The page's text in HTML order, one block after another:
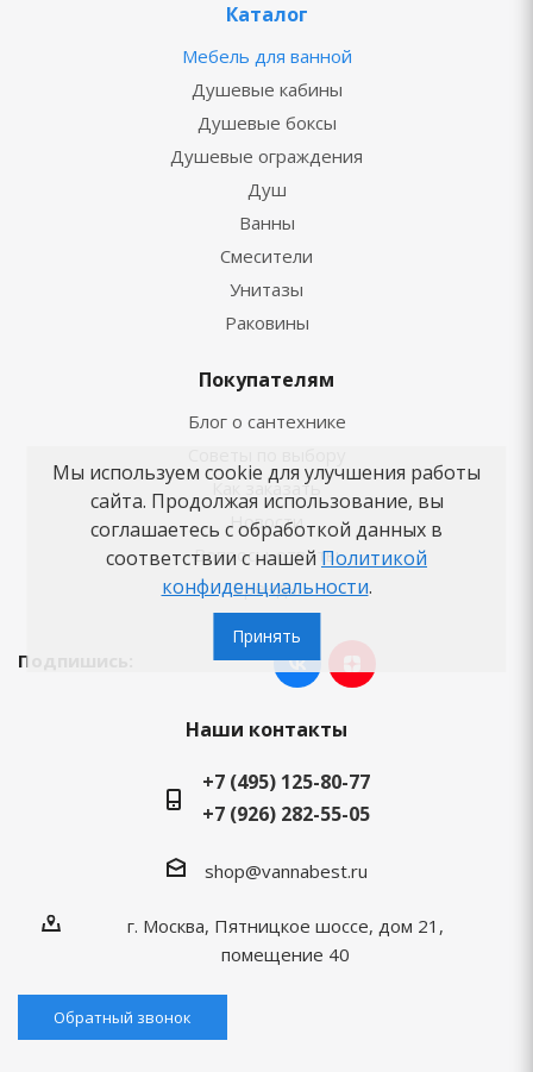
Каталог
Мебель для ванной
Душевые кабины
Душевые боксы
Душевые ограждения
Душ
Ванны
Смесители
Унитазы
Раковины
Покупателям
Блог о сантехнике
Как заказать
Новости
Вопросы-ответы
Бренды
Подпишись:
Наши контакты
+7 (495) 125-80-77
+7 (926) 282-55-05
shop@vannabest.ru
г. Москва, Пятницкое шоссе, дом 21,
помещение 40
Обратный звонок
Мы используем cookie для улучшения работы
сайта. Продолжая использование, вы
соглашаетесь с обработкой данных в
соответствии с нашей Политикой
конфиденциальности.
Принять